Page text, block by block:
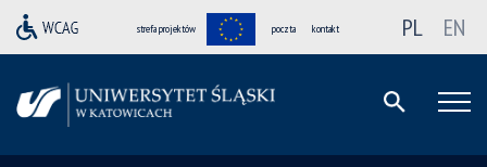
strefa projektów poczta kontakt PL EN